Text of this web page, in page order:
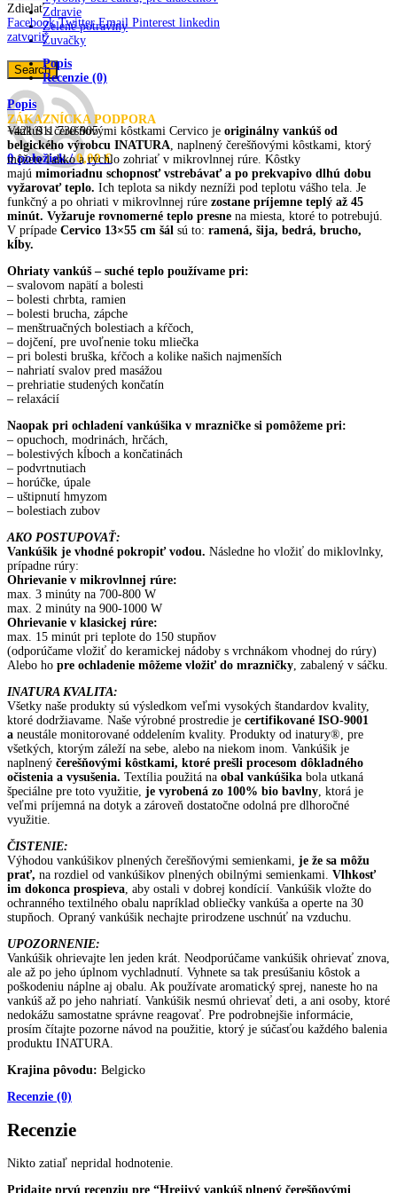
Zdravie
Zelené potraviny
Žuvačky
Search
ZÁKAZNÍCKA PODPORA
+421 911 730 905
0položiek / 0,00€
Zdielať
Facebook Twitter Email Pinterest linkedin
zatvoriť
Popis
Recenzie (0)
Popis
Vankúš s čerešňovými kôstkami Cervico je originálny vankúš od
belgického výrobcu INATURA , naplnený čerešňovými kôstkami, ktorý
môžete ľahko a rýchlo zohriať v mikrovlnnej rúre. Kôstky
majú mimoriadnu schopnosť vstrebávať a po prekvapivo dlhú dobu
vyžarovať teplo. Ich teplota sa nikdy nezníži pod teplotu vášho tela. Je
funkčný a po ohriati v mikrovlnnej rúre zostane príjemne teplý až 45
minút. Vyžaruje rovnomerné teplo presne na miesta, ktoré to potrebujú.
V prípade Cervico 13×55 cm šál sú to: ramená, šija, bedrá, brucho,
kĺby.
Ohriaty vankúš – suché teplo používame pri:
– svalovom napätí a bolesti
– bolesti chrbta, ramien
– bolesti brucha, zápche
– menštruačných bolestiach a kŕčoch,
– dojčení, pre uvoľnenie toku mliečka
– pri bolesti bruška, kŕčoch a kolike našich najmenších
– nahriatí svalov pred masážou
– prehriatie studených končatín
– relaxácií
Naopak pri ochladení vankúšika v mrazničke si pomôžeme pri:
– opuchoch, modrinách, hrčách,
– bolestivých kĺboch a končatinách
– podvrtnutiach
– horúčke, úpale
– uštipnutí hmyzom
– bolestiach zubov
AKO POSTUPOVAŤ:
Vankúšik je vhodné pokropiť vodou. Následne ho vložiť do miklovlnky,
prípadne rúry:
Ohrievanie v mikrovlnnej rúre:
max. 3 minúty na 700-800 W
max. 2 minúty na 900-1000 W
Ohrievanie v klasickej rúre:
max. 15 minút pri teplote do 150 stupňov
(odporúčame vložiť do keramickej nádoby s vrchnákom vhodnej do rúry)
Alebo ho pre ochladenie môžeme vložiť do mrazničky , zabalený v sáčku.
INATURA KVALITA:
Všetky naše produkty sú výsledkom veľmi vysokých štandardov kvality,
ktoré dodržiavame. Naše výrobné prostredie je certifikované ISO-9001
a neustále monitorované oddelením kvality. Produkty od inatury®, pre
všetkých, ktorým záleží na sebe, alebo na niekom inom. Vankúšik je
naplnený čerešňovými kôstkami, ktoré prešli procesom dôkladného
očistenia a vysušenia. Textília použitá na obal vankúšika bola utkaná
špeciálne pre toto využitie, je vyrobená zo 100% bio bavlny , ktorá je
veľmi príjemná na dotyk a zároveň dostatočne odolná pre dlhoročné
využitie.
ČISTENIE:
Výhodou vankúšikov plnených čerešňovými semienkami, je že sa môžu
prať, na rozdiel od vankúšikov plnených obilnými semienkami. Vlhkosť
im dokonca prospieva , aby ostali v dobrej kondícií. Vankúšik vložte do
ochranného textilného obalu napríklad obliečky vankúša a operte na 30
stupňoch. Opraný vankúšik nechajte prirodzene uschnúť na vzduchu.
UPOZORNENIE:
Vankúšik ohrievajte len jeden krát. Neodporúčame vankúšik ohrievať znova,
ale až po jeho úplnom vychladnutí. Vyhnete sa tak presúšaniu kôstok a
poškodeniu náplne aj obalu. Ak používate aromatický sprej, naneste ho na
vankúš až po jeho nahriatí. Vankúšik nesmú ohrievať deti, a ani osoby, ktoré
nedokážu samostatne správne reagovať. Pre podrobnejšie informácie,
prosím čítajte pozorne návod na použitie, ktorý je súčasťou každého balenia
produktu INATURA.
Krajina pôvodu: Belgicko
Recenzie (0)
Recenzie
Nikto zatiaľ nepridal hodnotenie.
Pridajte prvú recenziu pre “Hrejivý vankúš plnený čerešňovými